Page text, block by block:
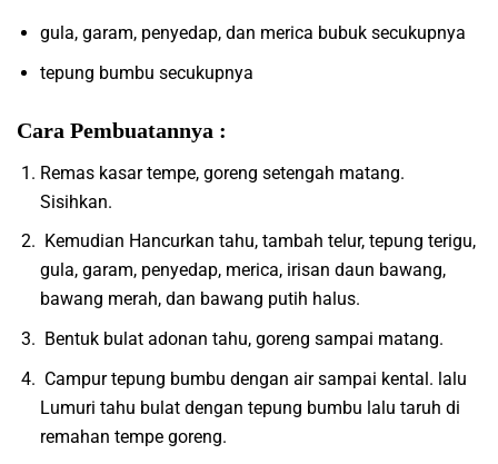
gula, garam, penyedap, dan merica bubuk secukupnya
tepung bumbu secukupnya
Cara Pembuatannya :
Remas kasar tempe, goreng setengah matang.
Sisihkan.
Kemudian Hancurkan tahu, tambah telur, tepung terigu,
gula, garam, penyedap, merica, irisan daun bawang,
bawang merah, dan bawang putih halus.
Bentuk bulat adonan tahu, goreng sampai matang.
Campur tepung bumbu dengan air sampai kental. lalu
Lumuri tahu bulat dengan tepung bumbu lalu taruh di
remahan tempe goreng.